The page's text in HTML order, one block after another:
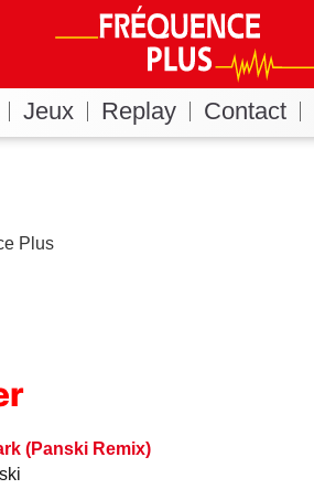
Jeux Replay Contact
Plus
(Panski Remix)